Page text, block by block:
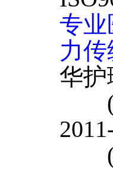
专
力
华护
(收
(